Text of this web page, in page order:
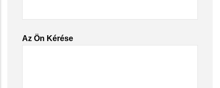
Az Ön Kérése